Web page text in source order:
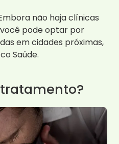
não haja clínicas
pode optar por
em cidades próximas,
Saúde.